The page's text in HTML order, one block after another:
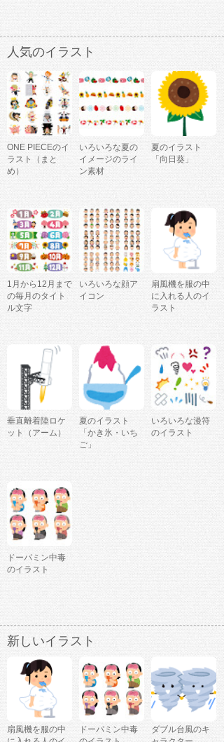
人気のイラスト
ONE PIECEのイ
ラスト（まと
め）
いろいろな夏の
イメージのライ
ン素材
夏のイラスト
「向日葵」
1月から12月まで
の毎月のタイト
ル文字
いろいろな顔ア
イコン
扇風機を服の中
に入れる人のイ
ラスト
垂直離着陸ロケ
ット（アーム）
夏のイラスト
「かき氷・いち
ご」
いろいろな漫符
のイラスト
ドーパミン中毒
のイラスト
新しいイラスト
扇風機を服の中
ドーパミン中毒
ダブル台風のキ